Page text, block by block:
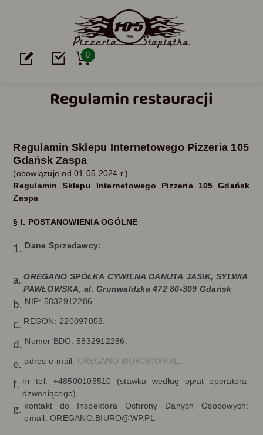
0
Regulamin restauracji
Regulamin Sklepu Internetowego Pizzeria 105
Gdańsk Zaspa
(obowiązuje od01.05. 2024 r.)
Regulamin Sklepu Internetowego Pizzeria 105 Gdańsk
Zaspa
§ I. POSTANOWIENIA OGÓLNE
Dane Sprzedawcy:
OREGANO SPÓŁKA CYWILNA DANUTA JASIK, SYLWIA
PAWŁOWSKA, al. Grunwaldzka 472 80-309 Gdańsk
NIP: 5832912286.
REGON: 220097058.
Numer BDO: 5832912286.
adres e-mail: OREGANO.BIURO@WP.PL
nr tel. +48500105510 (stawka według opłat operatora
dzwoniącego),
kontakt do Inspektora Ochrony Danych Osobowych:
email: OREGANO.BIURO@WP.PL